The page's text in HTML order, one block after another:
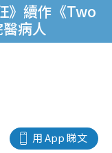
》續作《Two
病人
用 App 睇文